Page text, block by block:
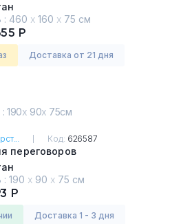
: 460 х 160 х 75 см
Р
Доставка от 21 дня
: 190х 90х 75см
Код: 626587
переговоров
: 190 х 90 х 75 см
Р
Доставка 1 - 3 дня